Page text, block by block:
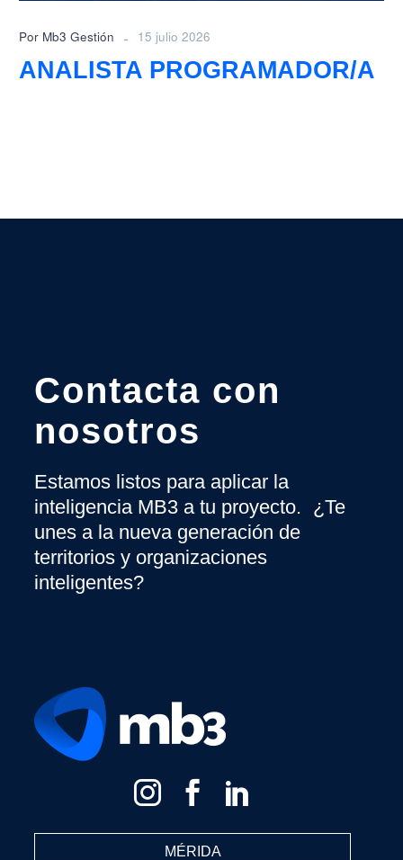
Por Mb3 Gestión - 15 julio 2026
ANALISTA PROGRAMADOR/A
Contacta con
nosotros
Estamos listos para aplicar la
inteligencia MB3 a tu proyecto. ¿Te
unes a la nueva generación de
territorios y organizaciones
inteligentes?
MÉRIDA